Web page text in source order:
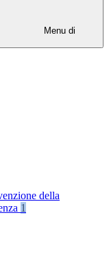
Menu di
della
1